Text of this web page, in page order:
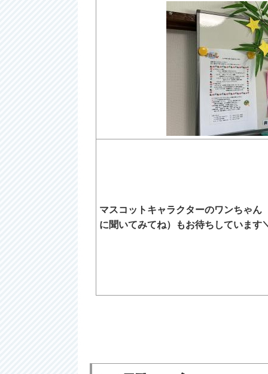
マスコットキャラクターのワンちゃん
に聞いてみてね）もお待ちしています